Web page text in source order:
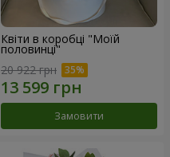
Квіти в коробці "Моїй
половинці"
20 922 грн
Замовити